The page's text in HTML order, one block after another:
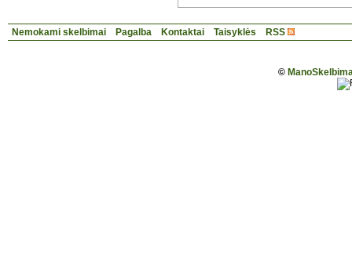
Nemokami skelbimai Pagalba Kontaktai Taisyklės RSS
©